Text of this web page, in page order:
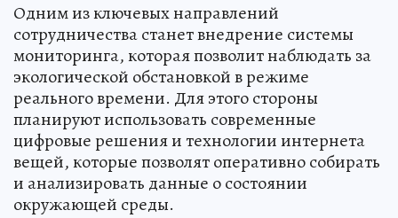
Одним из ключевых направлений
сотрудничества станет внедрение системы
мониторинга, которая позволит наблюдать за
экологической обстановкой в режиме
реального времени. Для этого стороны
планируют использовать современные
цифровые решения и технологии интернета
вещей, которые позволят оперативно собирать
и анализировать данные о состоянии
окружающей среды.